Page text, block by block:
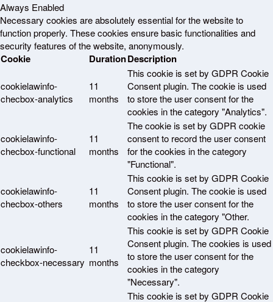
Always Enabled
Necessary cookies are absolutely essential for the website to
function properly. These cookies ensure basic functionalities and
security features of the website, anonymously.
Cookie DurationDescription
cookielawinfo-
checbox-analytics
11
months
This cookie is set by GDPR Cookie
Consent plugin. The cookie is used
to store the user consent for the
cookies in the category "Analytics".
cookielawinfo-
checbox-functional
11
months
The cookie is set by GDPR cookie
consent to record the user consent
for the cookies in the category
"Functional".
cookielawinfo-
checbox-others
11
months
This cookie is set by GDPR Cookie
Consent plugin. The cookie is used
to store the user consent for the
cookies in the category "Other.
cookielawinfo-
checkbox-necessary
11
months
This cookie is set by GDPR Cookie
Consent plugin. The cookies is used
to store the user consent for the
cookies in the category
"Necessary".
This cookie is set by GDPR Cookie